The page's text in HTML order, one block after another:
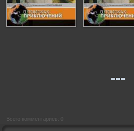
Кожуховым:
Всего комментариев: 0